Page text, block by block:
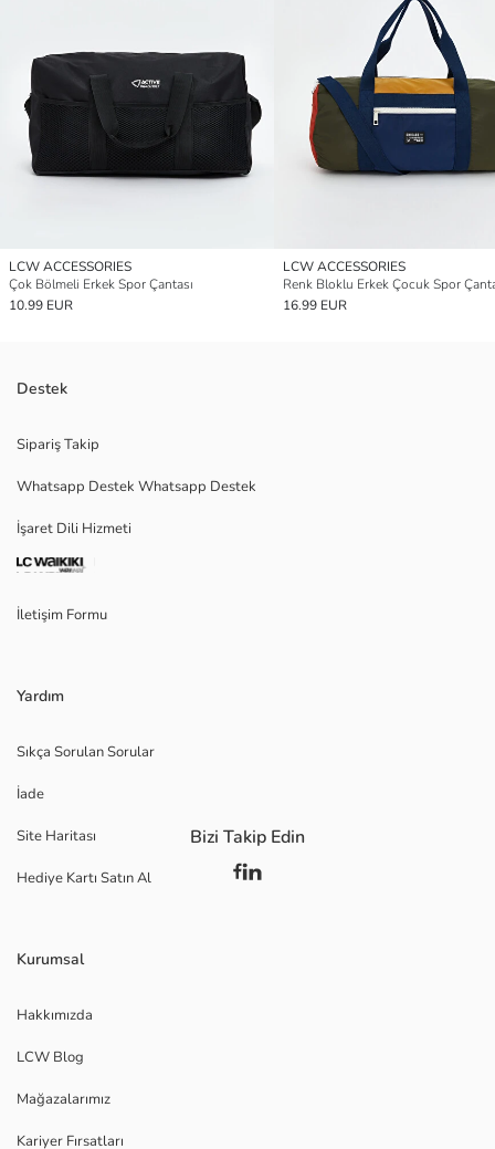
LCW ACCESSORIES
Çok Bölmeli Erkek Spor Çantası
10.99 EUR
LCW ACCESSORIES
Renk Bloklu Erkek Çocuk Spor
16.99 EUR
Destek
Sipariş Takip
Whatsapp Destek Whatsapp Destek
İşaret Dili Hizmeti
İletişim Formu
Yardım
Sıkça Sorulan Sorular
İade
Site Haritası
Hediye Kartı Satın Al
Kurumsal
Hakkımızda
LCW Blog
Mağazalarımız
Kariyer Fırsatları
Bizi Takip Edin